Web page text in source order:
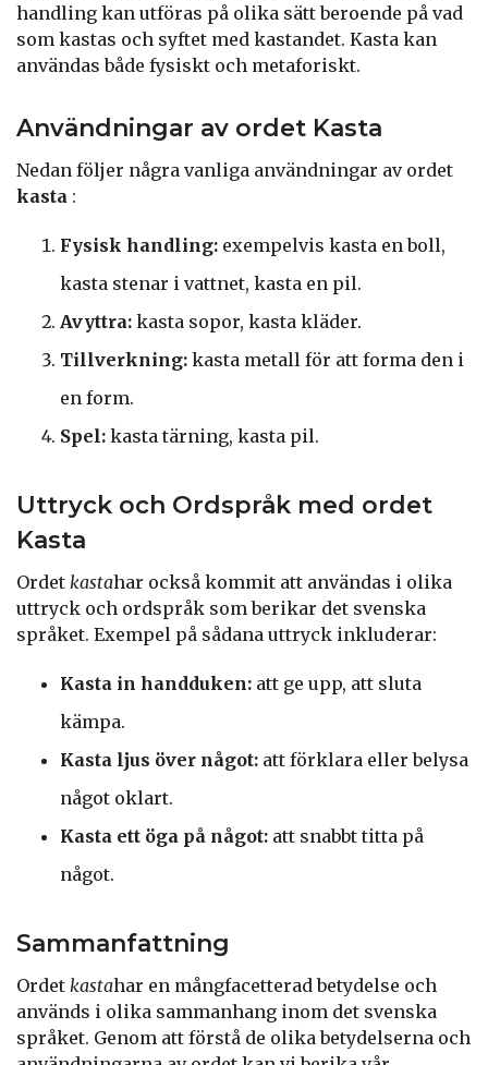
handling kan utföras på olika sätt beroende på vad
som kastas och syftet med kastandet. Kasta kan
användas både fysiskt och metaforiskt.
Användningar av ordet Kasta
Nedan följer några vanliga användningar av ordet
kasta :
Fysisk handling: exempelvis kasta en boll,
kasta stenar i vattnet, kasta en pil.
Avyttra: kasta sopor, kasta kläder.
Tillverkning: kasta metall för att forma den i
en form.
Spel: kasta tärning, kasta pil.
Uttryck och Ordspråk med ordet
Kasta
Ordet kastahar också kommit att användas i olika
uttryck och ordspråk som berikar det svenska
språket. Exempel på sådana uttryck inkluderar:
Kasta in handduken: att ge upp, att sluta
kämpa.
Kasta ljus över något: att förklara eller belysa
något oklart.
Kasta ett öga på något: att snabbt titta på
något.
Sammanfattning
Ordet kastahar en mångfacetterad betydelse och
används i olika sammanhang inom det svenska
språket. Genom att förstå de olika betydelserna och